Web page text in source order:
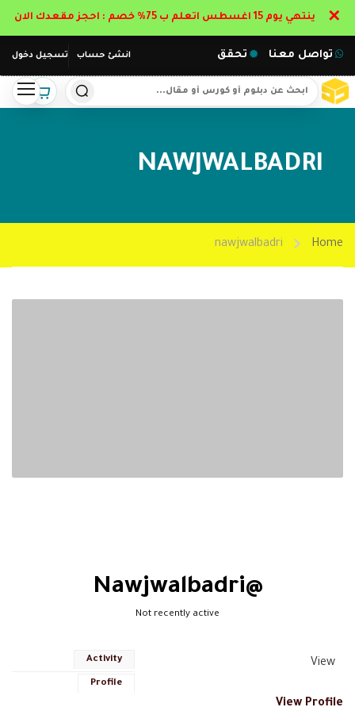
انشئ حساب تسجيل دخول تواصل معنا تحقق
NAWJWALBADRI
Home
nawjwalbadri
@nawjwalbadri
Not recently active
Activity
Profile
View
View Profile
ينتهي يوم 15 اغسطس اتعلم ب 75% خصم : احجز مقعدك الان ✕